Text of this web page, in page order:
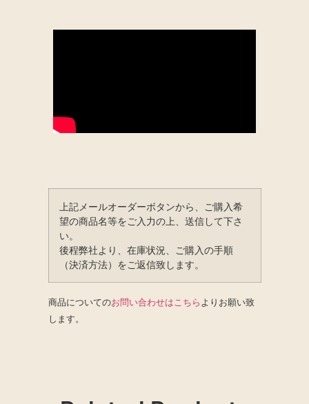
上記メールオーダーボタンから、ご購入希
望の商品名等をご入力の上、送信して下さ
い。
後程弊社より、在庫状況、ご購入の手順
（決済方法）をご返信致します。
商品についてのお問い合わせはこちら よりお願い致
します。